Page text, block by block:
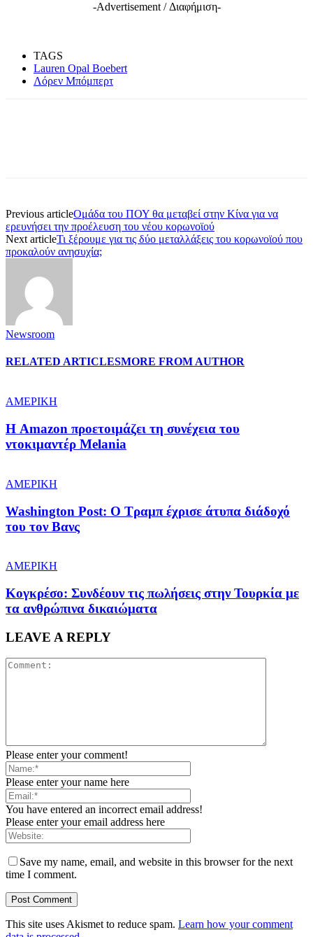
-Advertisement / Διαφήμιση-
TAGS
Lauren Opal Boebert
Λόρεν Μπόμπερτ
Previous articleOμάδα του ΠΟΥ θα μεταβεί στην Κίνα για να
ερευνήσει την προέλευση του νέου κορωνοϊού
Next articleΤι ξέρουμε για τις δύο μεταλλάξεις του κορωνοϊού που
προκαλούν ανησυχία;
Newsroom
RELATED ARTICLESMORE FROM AUTHOR
ΑΜΕΡΙΚΗ
Η Amazon προετοιμάζει τη συνέχεια του
ντοκιμαντέρ Melania
ΑΜΕΡΙΚΗ
Washington Post: Ο Τραμπ έχρισε άτυπα διάδοχό
του τον Βανς
ΑΜΕΡΙΚΗ
Κογκρέσο: Συνδέουν τις πωλήσεις στην Τουρκία με
τα ανθρώπινα δικαιώματα
LEAVE A REPLY
Please enter your comment!
Please enter your name here
You have entered an incorrect email address!
Please enter your email address here
Save my name, email, and website in this browser for the next
time I comment.
This site uses Akismet to reduce spam. Learn how your comment